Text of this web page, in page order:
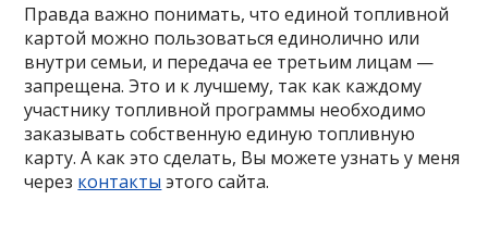
Правда важно понимать, что единой топливной
картой можно пользоваться единолично или
внутри семьи, и передача ее третьим лицам —
запрещена. Это и к лучшему, так как каждому
участнику топливной программы необходимо
заказывать собственную единую топливную
карту. А как это сделать, Вы можете узнать у меня
через контакты этого сайта.